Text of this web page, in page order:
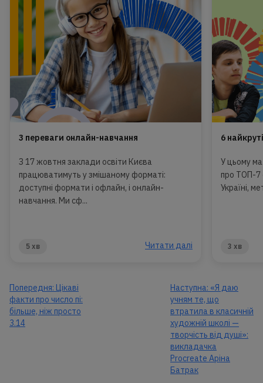
3 переваги онлайн-навчання
З 17 жовтня заклади освіти Києва
працюватимуть у змішаному форматі:
доступні формати і офлайн, і онлайн-
навчання. Ми сф...
5 хв Читати далі
6
У цьому
про ТОП-7
Україні,
3 хв
Попередня: Цікаві
факти про число пі:
більше, ніж просто
3.14
Наступна: «Я даю
учням те, що
втратила в класичній
художній школі —
творчість від душі»:
викладачка
Procreate Аріна
Батрак